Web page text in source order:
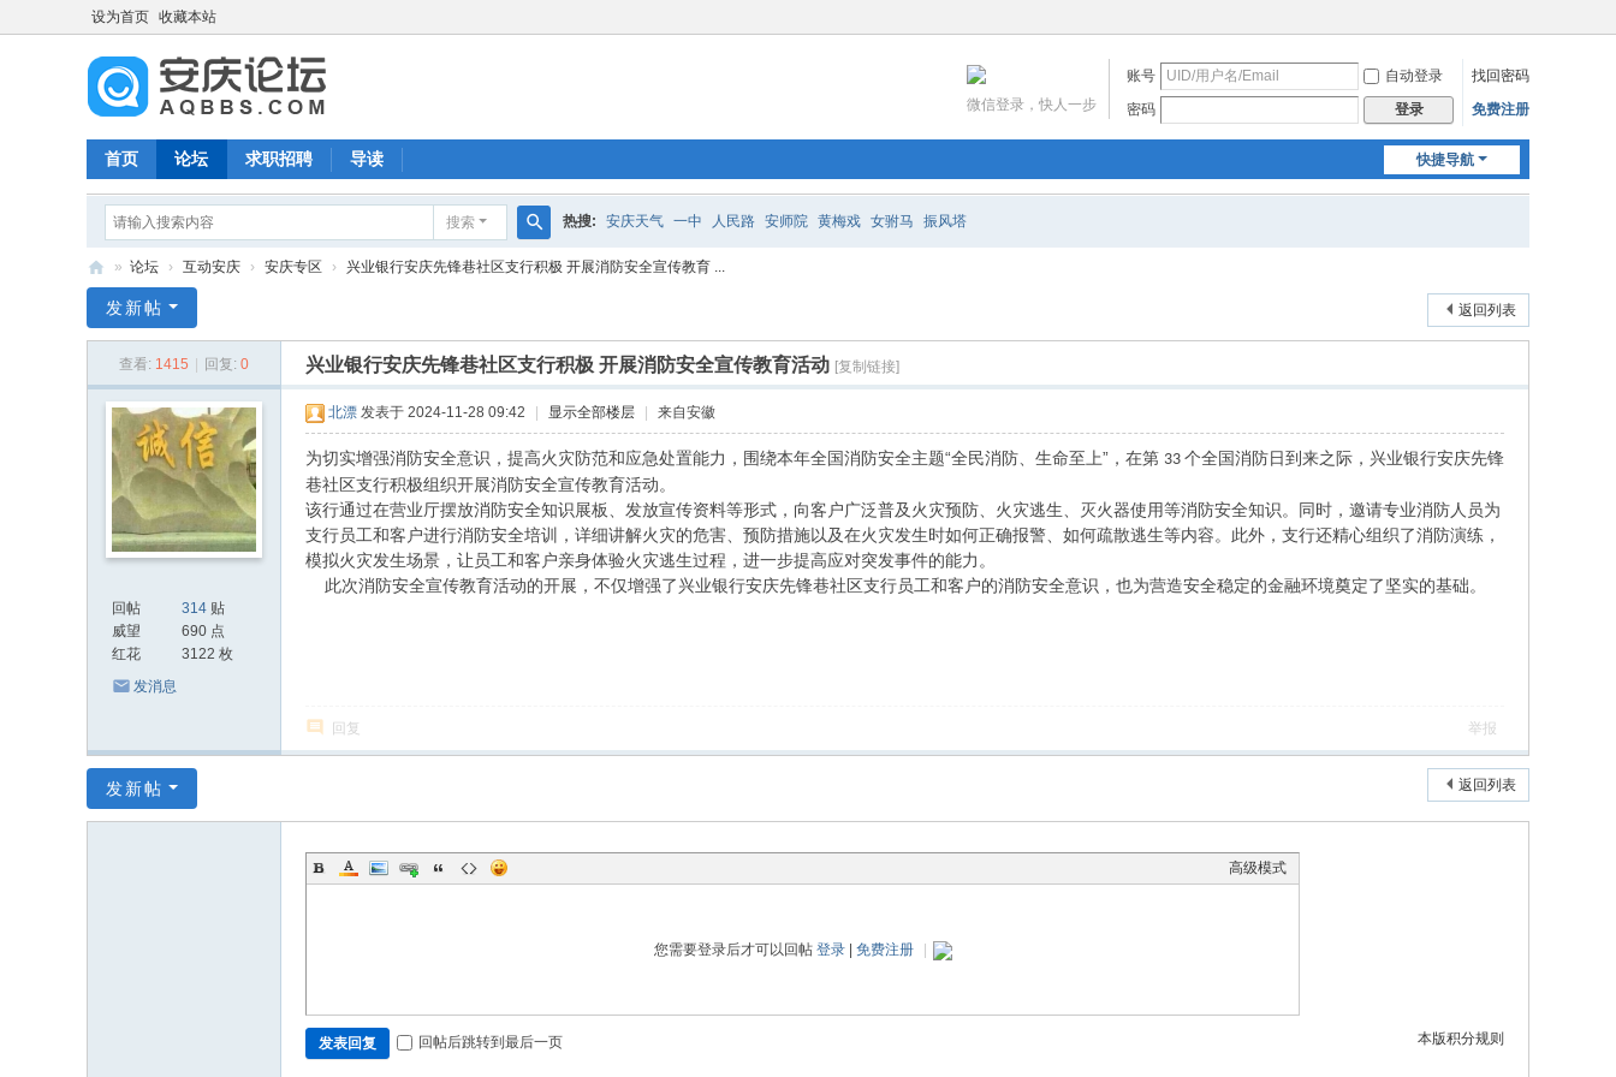
设为首页 收藏本站
账号 自动登录
找回密码
密码
登录 免费注册
微信登录，快人一步
快捷导航
首页 论坛 求职招聘 导读
搜索
搜
热搜: 安庆天气 一中 人民路 安师院 黄梅戏 女驸马 振风塔
庆
» 论坛 › 互动安庆 › 安庆专区 › 兴业银行安庆先锋巷社区支行积极 开展消防安全宣传教育 ...
返回列表
发新帖
查看: 1415 回复: 0 兴业银行安庆先锋巷社区支行积极 开展消防安全宣传教育活动 [复制链接]
回帖 314 贴
威望
690 点
红花
3122 枚
发消息
北漂 发表于 2024-11-28 09:42 显示全部楼层 来自安徽
为切实增强消防安全意识，提高火灾防范和应急处置能力，围绕本年全国消防安全主题“全民消防、生命至上”，在第 33 个全国消防日 到来之际，兴业银行安庆先锋
巷社区支行积极组织开展消防安全宣传教育活动。
该行通过在营业厅摆放消防安全知识展板、发放宣传资料等形式，向客户广泛普及火灾预防、火灾逃生、灭火器使用等消防安全知识。同时，邀请专业消防人员为
支行员工和客户进行消防安全培训，详细讲解火灾的危害、预防措施以及在火灾发生时如何正确报警、如何疏散逃生等内容。此外，支行还精心组织了消防演练，
模拟火灾发生场景，让员工和客户亲身体验火灾逃生过程，进一步提高应对突发事件的能力。
此次消防安全宣传教育活动的开展，不仅增强了兴业银行安庆先锋巷社区支行员工和客户的消防安全意识，也为营造安全稳定的金融环境奠定了坚实的基础。
回复 举报
返回列表
发新帖
高级模式
您需要登录后才可以回帖 登录| 免费注册
本版积分规则
发表回复 回帖后跳转到最后一页